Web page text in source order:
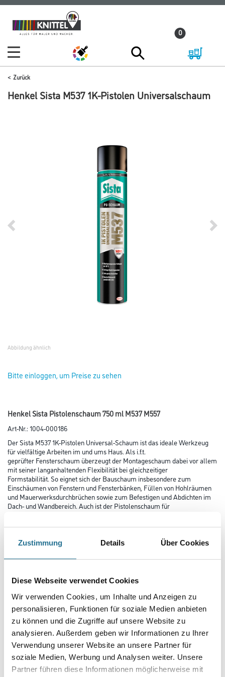
Zustimmung Details Über Cookies
Diese Webseite verwendet Cookies
Wir verwenden Cookies, um Inhalte und Anzeigen zu
personalisieren, Funktionen für soziale Medien anbieten
zu können und die Zugriffe auf unsere Website zu
analysieren. Außerdem geben wir Informationen zu Ihrer
Verwendung unserer Website an unsere Partner für
soziale Medien, Werbung und Analysen weiter. Unsere
Partner führen diese Informationen möglicherweise mit
Zum
Inhalt
Zum
Navigationsmenü
0
Zurück
Henkel Sista M537 1K-Pistolen Universalschaum
Abbildung ähnlich
Bitte einloggen, um Preise zu sehen
Henkel Sista Pistolenschaum 750 ml M537 M557
Art-Nr.:1004-000186
Der Sista M537 1K-Pistolen Universal-Schaum ist das ideale Werkzeug
für vielfältige Arbeiten im und ums Haus. Als i.f.t.
geprüfter Fensterschaum überzeugt der Montageschaum dabei vor allem
mit seiner langanhaltenden Flexibilität bei gleichzeitiger
Formstabilität. So eignet sich der Bauschaum insbesondere zum
Einschäumen von Fenstern und Fensterbänken, Füllen von Hohlräumen
und Mauerwerksdurchbrüchen sowie zum Befestigen und Abdichten im
Dach- und Wandbereich. Auch ist der Pistolenschaum für
einen geringeren Aushärtungsdruck auf als herkömmlicher PU
Anwendung kann die Dichtmasse für optimale Ergebnisse überstrichen,
Gebinde